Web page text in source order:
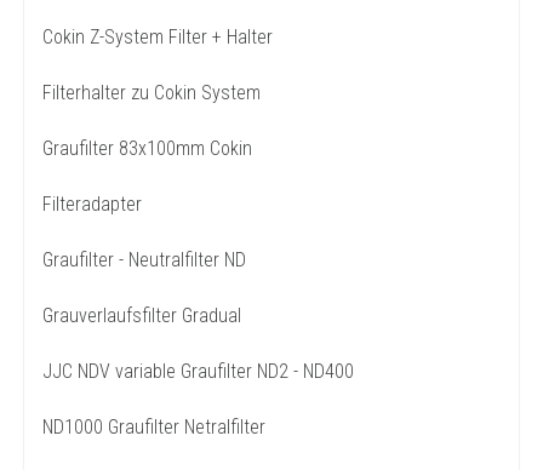
Cokin Z-System Filter + Halter
Filterhalter zu Cokin System
Graufilter 83x100mm Cokin
Filteradapter
Graufilter - Neutralfilter ND
Grauverlaufsfilter Gradual
JJC NDV variable Graufilter ND2 - ND400
ND1000 Graufilter Netralfilter